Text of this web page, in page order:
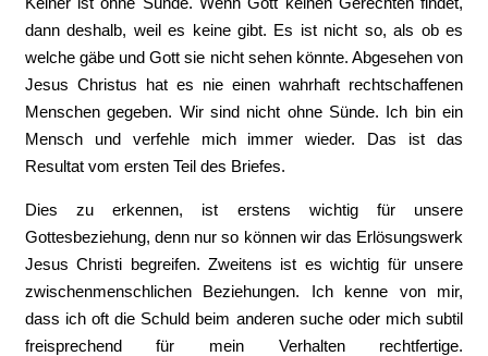
dann deshalb, weil es keine gibt. Es ist nicht so, als ob es
welche gäbe und Gott sie nicht sehen könnte. Abgesehen von
Jesus Christus hat es nie einen wahrhaft rechtschaffenen
Menschen gegeben. Wir sind nicht ohne Sünde. Ich bin ein
Mensch und verfehle mich immer wieder. Das ist das
Resultat vom ersten Teil des Briefes.
Dies zu erkennen, ist erstens wichtig für unsere
Gottesbeziehung, denn nur so können wir das Erlösungswerk
Jesus Christi begreifen. Zweitens ist es wichtig für unsere
zwischenmenschlichen Beziehungen. Ich kenne von mir,
dass ich oft die Schuld beim anderen suche oder mich subtil
freisprechend für mein Verhalten rechtfertige.